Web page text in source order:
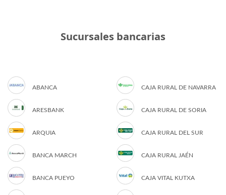
Sucursales bancarias
ABANCA
ARESBANK
ARQUIA
BANCA MARCH
BANCA PUEYO
CAJA RURAL DE NAVARRA
CAJA RURAL DE SORIA
CAJA RURAL DEL SUR
CAJA RURAL JAÉN
CAJA VITAL KUTXA